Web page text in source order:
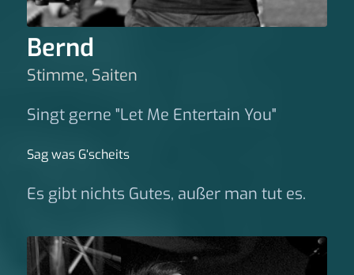
Bernd
Stimme, Saiten
Singt gerne "Let Me Entertain You"
Sag was G‘scheits
Es gibt nichts Gutes, außer man tut es.